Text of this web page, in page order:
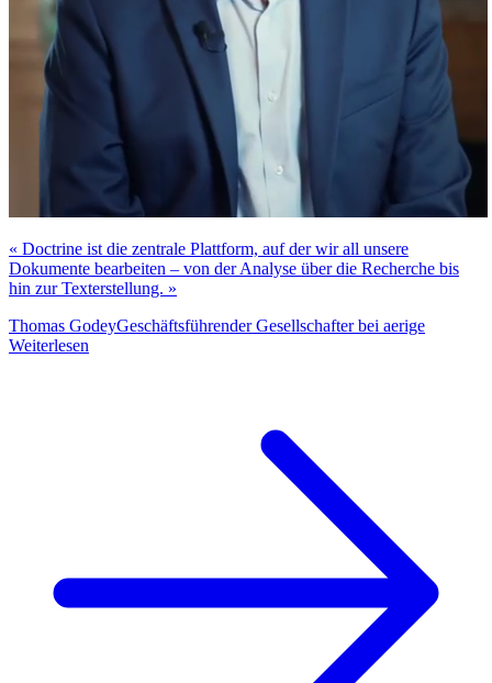
« Doctrine ist die zentrale Plattform, auf der wir all unsere
Dokumente bearbeiten – von der Analyse über die Recherche bis
hin zur Texterstellung. »
Thomas GodeyGeschäftsführender Gesellschafter bei aerige
Weiterlesen